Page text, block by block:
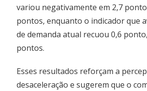
variou negativamente em 2,7
pontos, enquanto o indicador que
de demanda atual recuou 0,6
pontos.
Esses resultados reforçam a
desaceleração e sugerem que o